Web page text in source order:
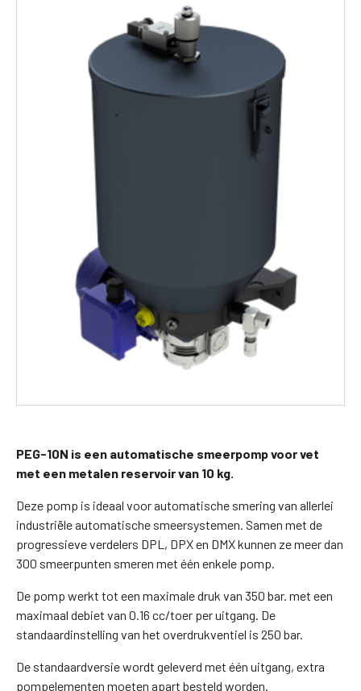
PEG-10N is een automatische smeerpomp voor vet
met een metalen reservoir van 10 kg.
Deze pomp is ideaal voor automatische smering van allerlei
industriële automatische smeersystemen. Samen met de
progressieve verdelers DPL, DPX en DMX kunnen ze meer dan
300 smeerpunten smeren met één enkele pomp.
De pomp werkt tot een maximale druk van 350 bar. met een
maximaal debiet van 0.16 cc/toer per uitgang. De
standaardinstelling van het overdrukventiel is 250 bar.
De standaardversie wordt geleverd met één uitgang, extra
pompelementen moeten apart besteld worden.